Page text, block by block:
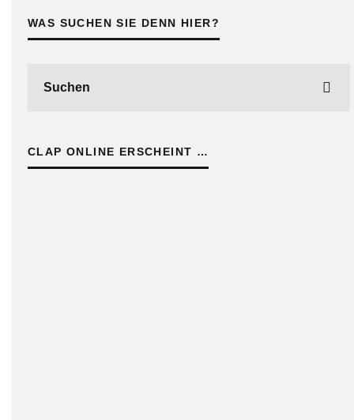
WAS SUCHEN SIE DENN HIER?
CLAP ONLINE ERSCHEINT …